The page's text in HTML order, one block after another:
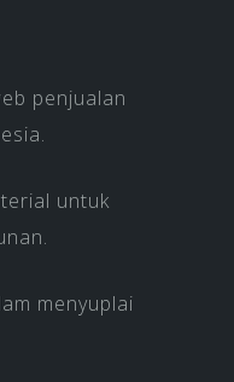
penjualan
untuk
menyuplai